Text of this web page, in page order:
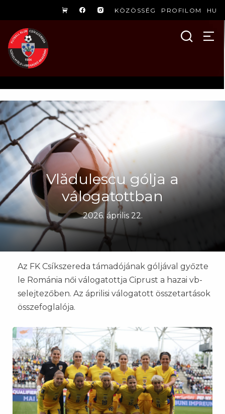
KÖZÖSSÉG PROFILOM HU
Vlădulescu gólja a
válogatottban
2026. április 22.
Az FK Csíkszereda támadójának góljával győzte
le Románia női válogatottja Ciprust a hazai vb-
selejtezőben. Az áprilisi válogatott összetartások
összefoglalója.